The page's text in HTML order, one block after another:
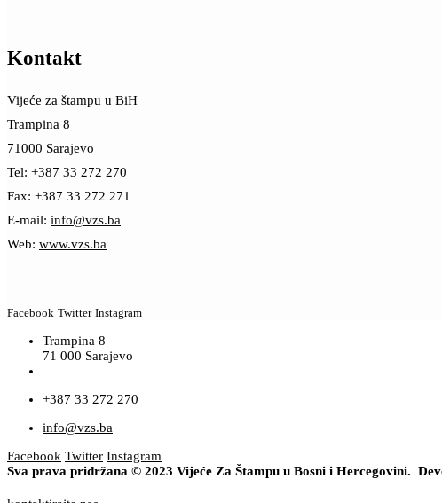
Kontakt
Vijeće za štampu u BiH
Trampina 8
71000 Sarajevo
Tel: +387 33 272 270
Fax: +387 33 272 271
E-mail: info@vzs.ba
Web: www.vzs.ba
Facebook Twitter Instagram
Trampina 8
71 000 Sarajevo
+387 33 272 270
info@vzs.ba
Facebook Twitter Instagram
Sva prava pridržana © 2023 Vijeće Za Štampu u Bosni i Hercegovini.